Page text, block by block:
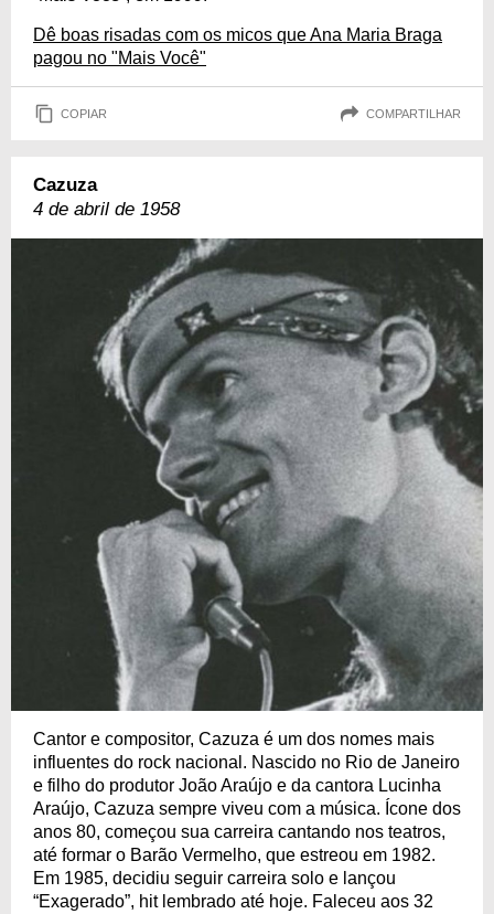
Dê boas risadas com os micos que Ana Maria Braga
pagou no "Mais Você"
COPIAR COMPARTILHAR
Cazuza
4 de abril de 1958
Cantor e compositor, Cazuza é um dos nomes mais
influentes do rock nacional. Nascido no Rio de Janeiro
e filho do produtor João Araújo e da cantora Lucinha
Araújo, Cazuza sempre viveu com a música. Ícone dos
anos 80, começou sua carreira cantando nos teatros,
até formar o Barão Vermelho, que estreou em 1982.
Em 1985, decidiu seguir carreira solo e lançou
“Exagerado”, hit lembrado até hoje. Faleceu aos 32